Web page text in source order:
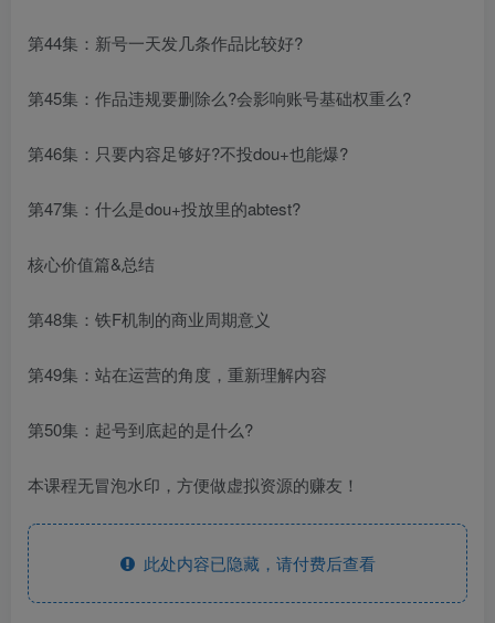
第44集：新号一天发几条作品比较好?
第45集：作品违规要删除么?会影响账号基础权重么?
第46集：只要内容足够好?不投dou+也能爆?
第47集：什么是dou+投放里的abtest?
核心价值篇&总结
第48集：铁F机制的商业周期意义
第49集：站在运营的角度，重新理解内容
第50集：起号到底起的是什么?
本课程无冒泡水印，方便做虚拟资源的赚友！
此处内容已隐藏，请付费后查看